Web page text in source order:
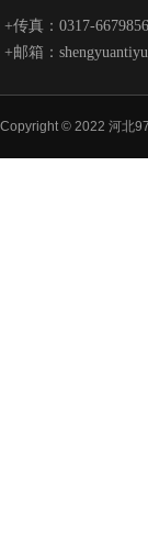
+传真：0317-6679856
+邮箱：
Copyright © 2022 河北